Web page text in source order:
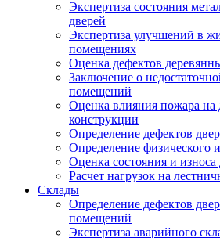
Экспертиза состояния
дверей
Экспертиза улучшений в
помещениях
Оценка дефектов
Заключение о
помещений
Оценка влияния пожара на
конструкции
Определение дефектов
Определение физического
Оценка состояния и
Расчет нагрузок на
Склады
Определение дефектов
помещений
Экспертиза аварийного